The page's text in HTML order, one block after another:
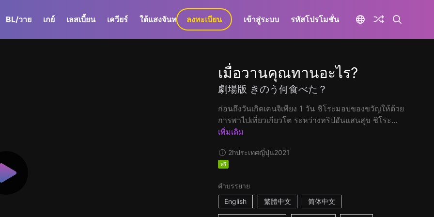
BL/วาย เกย์ เลสเบี้ยน เควียร์ ใต้แสงจันทร์ GaLa+
ลงทะเบียน เข้าสู่ระบบ รหัสโปรโมชั่น
เมื่อวานคุณทานอะไร?
劇場版 きのう何食べた？
ก่อนถึงวันเกิดเคนจิเพียง 1 วัน ชิโระมอบของขวัญให้ด้วย
การพาไปเที่ยวเกียวโต ระหว่างทริปอันแสนสุข ชิโระ...
เพิ่มเติม
2hประเทศญี่ปุ่น2021
ฟรี
คำบรรยาย
English
繁體中文 简体中文